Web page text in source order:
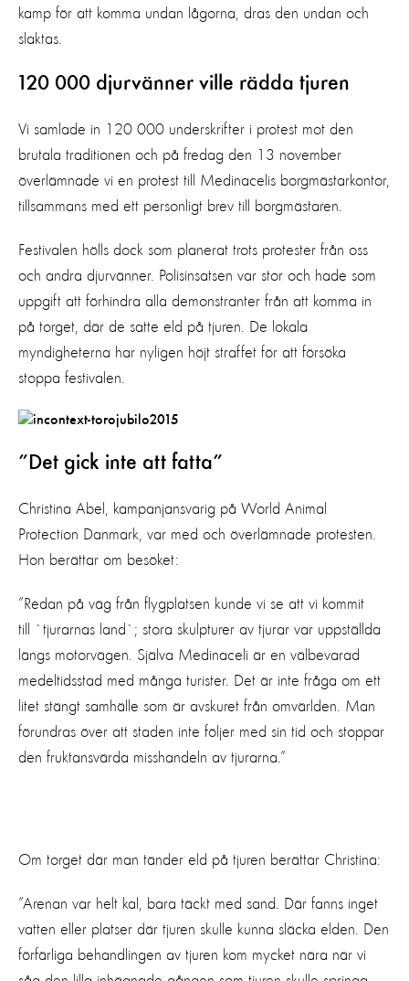
kamp för att komma undan lågorna, dras den undan och
slaktas.
120 000 djurvänner ville rädda tjuren
Vi samlade in 120 000 underskrifter i protest mot den
brutala traditionen och på fredag den 13 november
överlämnade vi en protest till Medinacelis borgmästarkontor,
tillsammans med ett personligt brev till borgmästaren.
Festivalen hölls dock som planerat trots protester från oss
och andra djurvänner. Polisinsatsen var stor och hade som
uppgift att förhindra alla demonstranter från att komma in
på torget, där de satte eld på tjuren. De lokala
myndigheterna har nyligen höjt straffet för att försöka
stoppa festivalen.
”Det gick inte att fatta”
Christina Abel, kampanjansvarig på World Animal
Protection Danmark, var med och överlämnade protesten.
Hon berättar om besöket:
”Redan på väg från flygplatsen kunde vi se att vi kommit
till `tjurarnas land`; stora skulpturer av tjurar var uppställda
längs motorvägen. Själva Medinaceli är en välbevarad
medeltidsstad med många turister. Det är inte fråga om ett
litet stängt samhälle som är avskuret från omvärlden. Man
förundras över att staden inte följer med sin tid och stoppar
den fruktansvärda misshandeln av tjurarna.”
Om torget där man tänder eld på tjuren berättar Christina:
”Arenan var helt kal, bara täckt med sand. Där fanns inget
vatten eller platser där tjuren skulle kunna släcka elden. Den
förfärliga behandlingen av tjuren kom mycket nära när vi